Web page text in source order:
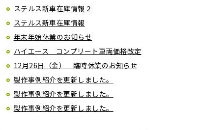
ステルス新車在庫情報２
ステルス新車在庫情報
年末年始休業のお知らせ
ハイエース コンプリート車両価格改定
12月26日（金） 臨時休業のお知らせ
製作事例紹介を更新しました。
製作事例紹介を更新しました。
製作事例紹介を更新しました。